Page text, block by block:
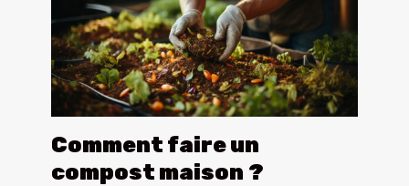
Comment faire un
compost maison ?